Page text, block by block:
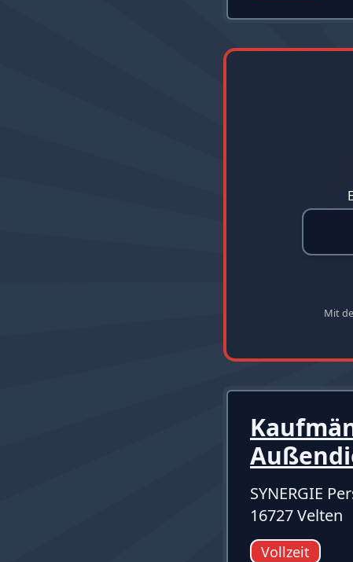
Mit
SYNERGIE
16727 Velten
Vollzeit